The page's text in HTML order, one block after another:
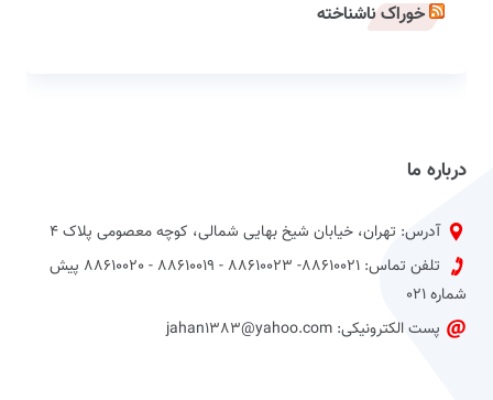
خوراک ناشناخته
درباره ما
آدرس: تهران، خیابان شیخ بهایی شمالی، کوچه معصومی پلاک 4
تلفن تماس: 88610021- 88610023 - 88610019 - 88610020 پیش
شماره 021
پست الکترونیکی: jahan1383@yahoo.com